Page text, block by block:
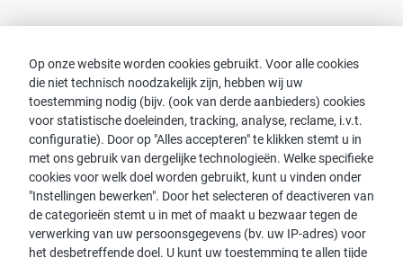
Op onze website worden cookies gebruikt. Voor alle cookies
die niet technisch noodzakelijk zijn, hebben wij uw
toestemming nodig (bijv. (ook van derde aanbieders) cookies
voor statistische doeleinden, tracking, analyse, reclame, i.v.t.
configuratie). Door op "Alles accepteren" te klikken stemt u in
met ons gebruik van dergelijke technologieën. Welke specifieke
cookies voor welk doel worden gebruikt, kunt u vinden onder
"Instellingen bewerken". Door het selecteren of deactiveren van
de categorieën stemt u in met of maakt u bezwaar tegen de
verwerking van uw persoonsgegevens (bv. uw IP-adres) voor
het desbetreffende doel. U kunt uw toestemming te allen tijde
Consulent zoeken
Contact met proWIN
Service-FAQ
Opmerking: